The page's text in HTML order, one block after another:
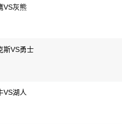
VS灰熊
斯VS勇士
VS湖人